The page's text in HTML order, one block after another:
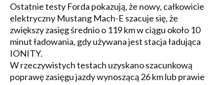
Ostatnie testy Forda pokazują, że nowy, całkowicie
elektryczny Mustang Mach-E szacuje się, że
zwiększy zasięg średnio o 119 km w ciągu około 10
minut ładowania, gdy używana jest stacja ładująca
IONITY.
W rzeczywistych testach uzyskano szacunkową
poprawę zasięgu jazdy wynoszącą 26 km lub prawie